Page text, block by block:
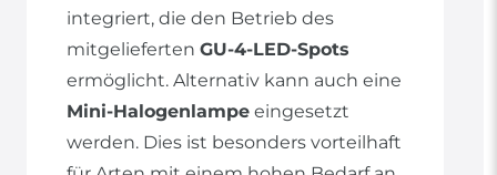
integriert, die den Betrieb des
mitgelieferten GU-4-LED-Spots
ermöglicht. Alternativ kann auch eine
Mini-Halogenlampe eingesetzt
werden. Dies ist besonders vorteilhaft